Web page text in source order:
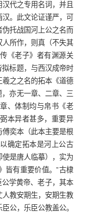
代之专用名词，并且
。此文论证谨严，可
托战国河上公之名而
所作，则真（不失其
《老子》者有渊源关
拟标题，与西汉成帝时
之之名的拓本《道德
，亦无一章、二章、三
、体制均与帛书《老
本异者甚多，重要异
奕本（此本主要是根
确定拓本是河上公古
是唐人临摹），实为
皆有重要价值。”古棣
学黄帝、老子，其本
教安期生，安期生教
公，乐臣公教盖公。